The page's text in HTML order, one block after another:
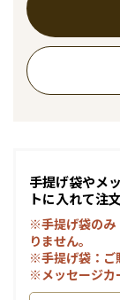
手提げ袋やメ
トに入れて注
※手提げ袋のみ
りません。
※手提げ袋：ご
※メッセージカ